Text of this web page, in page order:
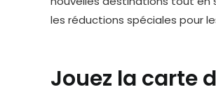
les réductions spéciales pour
Jouez la carte